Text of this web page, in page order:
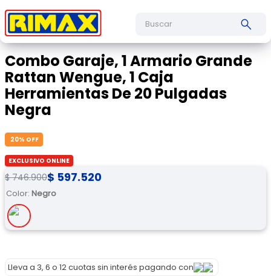
Combo Garaje, 1 Armario Grande
Rattan Wengue, 1 Caja
Herramientas De 20 Pulgadas
Negra
20% OFF
EXCLUSIVO ONLINE
$ 746.900$ 597.520
Color: Negro
Lleva a 3, 6 o 12 cuotas sin interés pagando con